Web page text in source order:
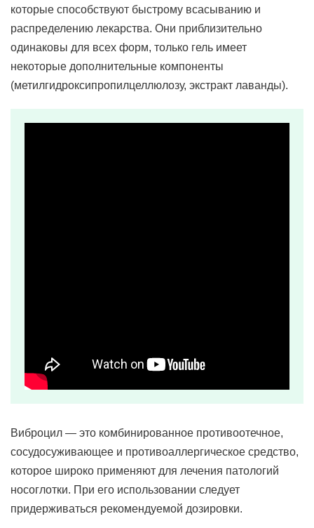
которые способствуют быстрому всасыванию и
распределению лекарства. Они приблизительно
одинаковы для всех форм, только гель имеет
некоторые дополнительные компоненты
(метилгидроксипропилцеллюлозу, экстракт лаванды).
Виброцил — это комбинированное противоотечное,
сосудосуживающее и противоаллергическое средство,
которое широко применяют для лечения патологий
носоглотки. При его использовании следует
придерживаться рекомендуемой дозировки.